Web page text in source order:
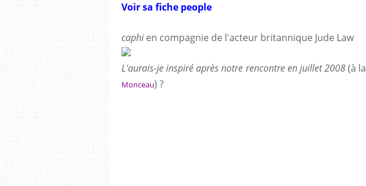
Voir sa fiche people
caphien compagnie de l'acteur britannique Jude Law
L'aurais-je inspiré après notre rencontre en juillet 2008(à la
Monceau) ?